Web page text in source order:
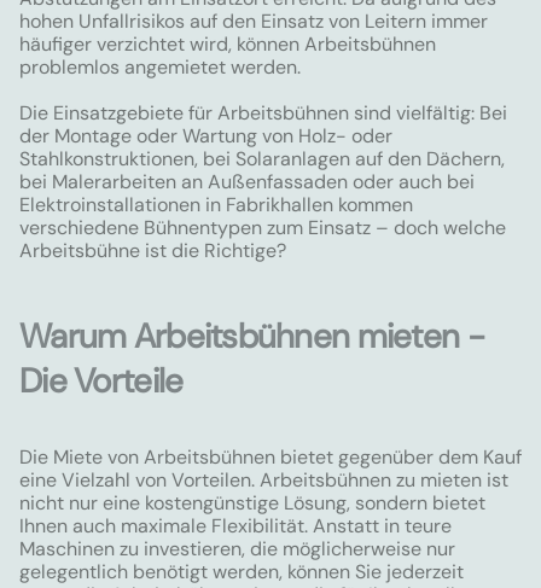
hohen Unfallrisikos auf den Einsatz von Leitern immer
häufiger verzichtet wird, können Arbeitsbühnen
problemlos angemietet werden.
Die Einsatzgebiete für Arbeitsbühnen sind vielfältig: Bei
der Montage oder Wartung von Holz- oder
Stahlkonstruktionen, bei Solaranlagen auf den Dächern,
bei Malerarbeiten an Außenfassaden oder auch bei
Elektroinstallationen in Fabrikhallen kommen
verschiedene Bühnentypen zum Einsatz – doch welche
Arbeitsbühne ist die Richtige?
Warum Arbeitsbühnen mieten -
Die Vorteile
Die Miete von Arbeitsbühnen bietet gegenüber dem Kauf
eine Vielzahl von Vorteilen. Arbeitsbühnen zu mieten ist
nicht nur eine kostengünstige Lösung, sondern bietet
Ihnen auch maximale Flexibilität. Anstatt in teure
Maschinen zu investieren, die möglicherweise nur
gelegentlich benötigt werden, können Sie jederzeit